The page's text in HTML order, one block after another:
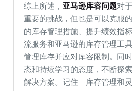
综上所述， 亚马逊库容问题对
重要的挑战，但也是可以克服
的库存管理措施、提升绩效指
流服务和亚马逊的库存管理工
管理库存并应对库容限制。同
态和持续学习的态度，不断探
解决方案。记住，库存管理和